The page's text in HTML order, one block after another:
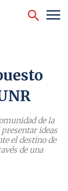
de la
ideas
el destino de
de una